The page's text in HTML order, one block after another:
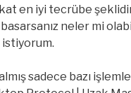
en iyi tecrübe
neler mi
sadece bazı